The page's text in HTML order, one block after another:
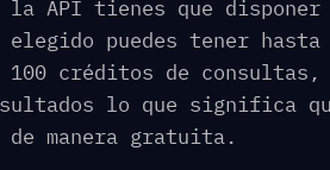
API tienes que
elegido puedes tener
créditos de
lo que significa
de manera gratuita.